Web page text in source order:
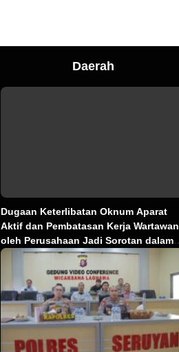
Daerah
Dugaan Keterlibatan Oknum Aparat
Aktif dan Pembatasan Kerja Wartawan
oleh Perusahaan Jadi Sorotan dalam
Kasus Dugaan Pencemaran Limbah PT
Tirta Fresindo Jaya